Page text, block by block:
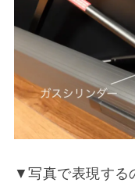
▼写真で表現する